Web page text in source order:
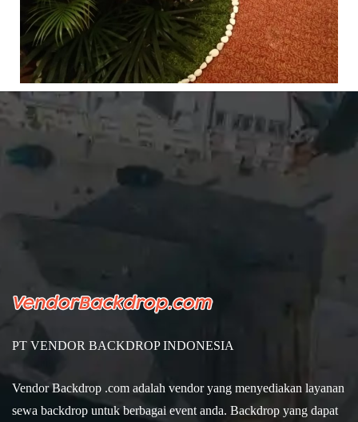
PT VENDOR BACKDROP INDONESIA
Vendor Backdrop .com adalah vendor yang menyediakan layanan
sewa backdrop untuk berbagai event anda. Backdrop yang dapat